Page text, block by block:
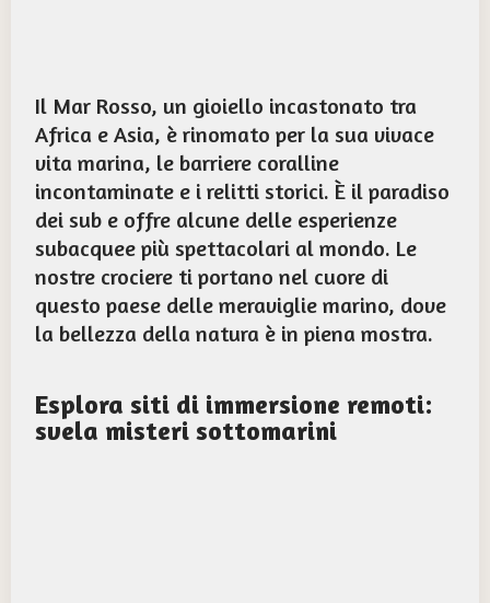
Il Mar Rosso, un gioiello incastonato tra
Africa e Asia, è rinomato per la sua vivace
vita marina, le barriere coralline
incontaminate e i relitti storici. È il paradiso
dei sub e offre alcune delle esperienze
subacquee più spettacolari al mondo. Le
nostre crociere ti portano nel cuore di
questo paese delle meraviglie marino, dove
la bellezza della natura è in piena mostra.
Esplora siti di immersione remoti:
svela misteri sottomarini